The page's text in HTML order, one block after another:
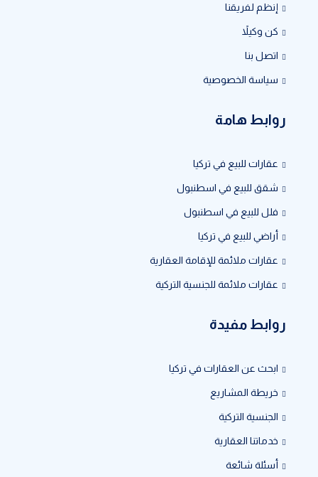
إنظم لفريقنا
كن وكيلاً
اتصل بنا
سياسة الخصوصية
روابط هامة
عقارات للبيع في تركيا
شقق للبيع في اسطنبول
فلل للبيع في اسطنبول
أراضي للبيع في تركيا
عقارات ملائمة للإقامة العقارية
عقارات ملائمة للجنسية التركية
روابط مفيدة
ابحث عن العقارات في تركيا
خريطة المشاريع
الجنسية التركية
خدماتنا العقارية
أسئلة شائعة